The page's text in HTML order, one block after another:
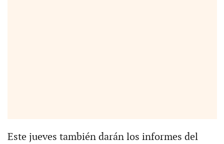
Este jueves también darán los informes del